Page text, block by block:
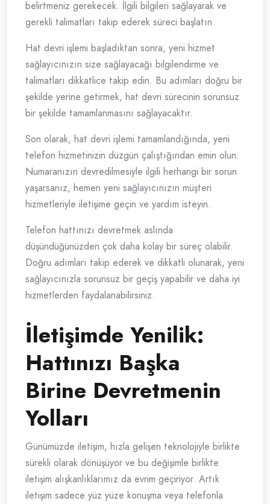
belirtmeniz gerekecek. İlgili bilgileri sağlayarak ve
gerekli talimatları takip ederek süreci başlatın.
Hat devri işlemi başladıktan sonra, yeni hizmet
sağlayıcınızın size sağlayacağı bilgilendirme ve
talimatları dikkatlice takip edin. Bu adımları doğru bir
şekilde yerine getirmek, hat devri sürecinin sorunsuz
bir şekilde tamamlanmasını sağlayacaktır.
Son olarak, hat devri işlemi tamamlandığında, yeni
telefon hizmetinizin düzgün çalıştığından emin olun.
Numaranızın devredilmesiyle ilgili herhangi bir sorun
yaşarsanız, hemen yeni sağlayıcınızın müşteri
hizmetleriyle iletişime geçin ve yardım isteyin.
Telefon hattınızı devretmek aslında
düşündüğünüzden çok daha kolay bir süreç olabilir.
Doğru adımları takip ederek ve dikkatli olunarak, yeni
sağlayıcınızla sorunsuz bir geçiş yapabilir ve daha iyi
hizmetlerden faydalanabilirsiniz.
İletişimde Yenilik:
Hattınızı Başka
Birine Devretmenin
Yolları
Günümüzde iletişim, hızla gelişen teknolojiyle birlikte
sürekli olarak dönüşüyor ve bu değişimle birlikte
iletişim alışkanlıklarımız da evrim geçiriyor. Artık
iletişim sadece yüz yüze konuşma veya telefonla